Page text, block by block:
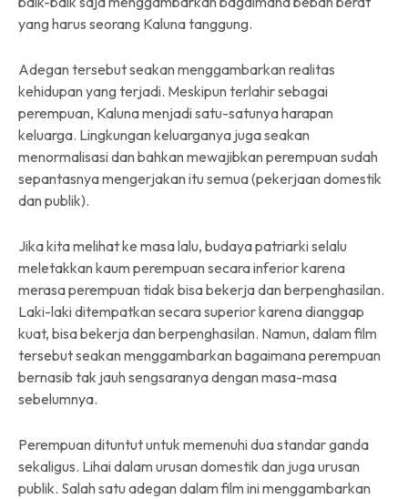
yang harus seorang Kaluna tanggung.
Adegan tersebut seakan menggambarkan realitas
kehidupan yang terjadi. Meskipun terlahir sebagai
perempuan, Kaluna menjadi satu-satunya harapan
keluarga. Lingkungan keluarganya juga seakan
menormalisasi dan bahkan mewajibkan perempuan sudah
sepantasnya mengerjakan itu semua (pekerjaan domestik
dan publik).
Jika kita melihat ke masa lalu, budaya patriarki selalu
meletakkan kaum perempuan secara inferior karena
merasa perempuan tidak bisa bekerja dan berpenghasilan.
Laki-laki ditempatkan secara superior karena dianggap
kuat, bisa bekerja dan berpenghasilan. Namun, dalam film
tersebut seakan menggambarkan bagaimana perempuan
bernasib tak jauh sengsaranya dengan masa-masa
sebelumnya.
Perempuan dituntut untuk memenuhi dua standar ganda
sekaligus. Lihai dalam urusan domestik dan juga urusan
publik. Salah satu adegan dalam film ini menggambarkan